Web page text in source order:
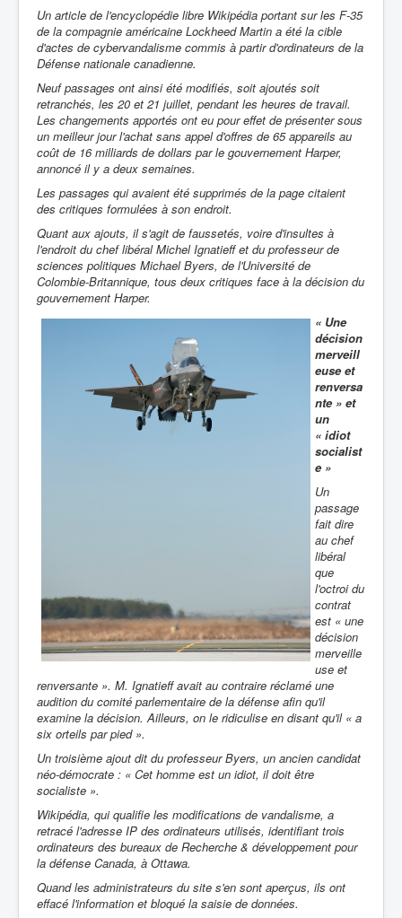
Un article de l'encyclopédie libre Wikipédia portant sur les F-35
de la compagnie américaine Lockheed Martin a été la cible
d'actes de cybervandalisme commis à partir d'ordinateurs de la
Défense nationale canadienne.
Neuf passages ont ainsi été modifiés, soit ajoutés soit
retranchés, les 20 et 21 juillet, pendant les heures de travail.
Les changements apportés ont eu pour effet de présenter sous
un meilleur jour l'achat sans appel d'offres de 65 appareils au
coût de 16 milliards de dollars par le gouvernement Harper,
annoncé il y a deux semaines.
Les passages qui avaient été supprimés de la page citaient
des critiques formulées à son endroit.
Quant aux ajouts, il s'agit de faussetés, voire d'insultes à
l'endroit du chef libéral Michel Ignatieff et du professeur de
sciences politiques Michael Byers, de l'Université de
Colombie-Britannique, tous deux critiques face à la décision du
gouvernement Harper.
« Une
décision
merveill
euse et
renversa
nte » et
un
« idiot
socialist
e »
Un
passage
fait dire
au chef
libéral
que
l'octroi du
contrat
est « une
décision
merveille
use et
renversante ». M. Ignatieff avait au contraire réclamé une
audition du comité parlementaire de la défense afin qu'il
examine la décision. Ailleurs, on le ridiculise en disant qu'il « a
six orteils par pied ».
Un troisième ajout dit du professeur Byers, un ancien candidat
néo-démocrate : « Cet homme est un idiot, il doit être
socialiste ».
Wikipédia, qui qualifie les modifications de vandalisme, a
retracé l'adresse IP des ordinateurs utilisés, identifiant trois
ordinateurs des bureaux de Recherche & développement pour
la défense Canada, à Ottawa.
Quand les administrateurs du site s'en sont aperçus, ils ont
effacé l'information et bloqué la saisie de données.